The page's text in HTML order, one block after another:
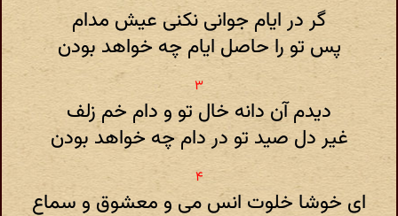
گر در ایام جوانی نکنی عیش مدام
پس تو را حاصل ایام چه خواهد بودن
دیدم آن دانه خال تو و دام خم زلف
غیر دل صید تو در دام چه خواهد بودن
ای خوشا خلوت انس می و معشوق و سماع